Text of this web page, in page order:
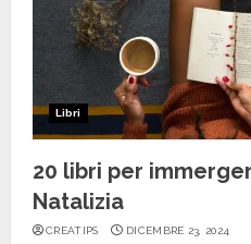
Libri
20 libri per
Natalizia
CREATIPS DICEMBRE 23, 2024